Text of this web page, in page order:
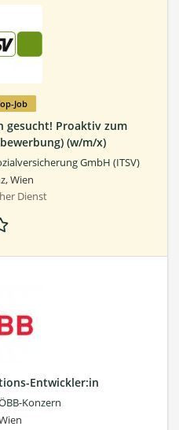
Job
gesucht! Proaktiv zum
(w/m/x)
GmbH (ITSV)
Wien
Dienst
Entwickler:in
Konzern